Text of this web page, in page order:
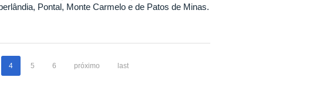
Pontal, Monte Carmelo e de Patos de Minas.
4 5 6 próximo last